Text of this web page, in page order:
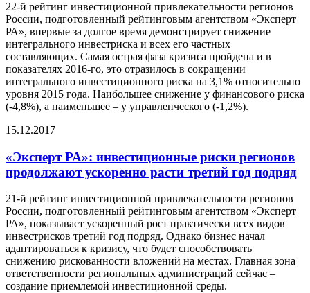
22-й рейтинг инвестиционной привлекательности регионов
России, подготовленный рейтинговым агентством «Эксперт
РА», впервые за долгое время демонстрирует снижение
интегрального инвестриска и всех его частных
составляющих. Самая острая фаза кризиса пройдена и в
показателях 2016-го, это отразилось в сокращении
интегрального инвестиционного риска на 3,1% относительно
уровня 2015 года. Наибольшее снижение у финансового риска
(-4,8%), а наименьшее – у управленческого (-1,2%).
15.12.2017
«Эксперт РА»: инвестиционные риски регионов
продолжают ускоренно расти третий год подряд
21-й рейтинг инвестиционной привлекательности регионов
России, подготовленный рейтинговым агентством «Эксперт
РА», показывает ускоренный рост практически всех видов
инвестрисков третий год подряд. Однако бизнес начал
адаптироваться к кризису, что будет способствовать
снижению рискованности вложений на местах. Главная зона
ответственности региональных администраций сейчас –
создание приемлемой инвестиционной среды.